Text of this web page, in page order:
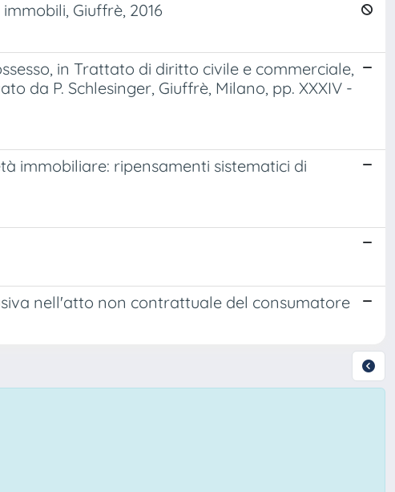
Giuffrè, 2016
in Trattato di diritto civile e commerciale,
da P. Schlesinger, Giuffrè, Milano, pp. XXXIV -
immobiliare: ripensamenti sistematici di
nell'atto non contrattuale del consumatore